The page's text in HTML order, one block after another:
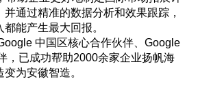
通过精准的数据分析和效果跟踪，
能产生最大回报。
中国区核心合作伙伴、Google
，已成功帮助2000余家企业扬帆海
为安徽智造。